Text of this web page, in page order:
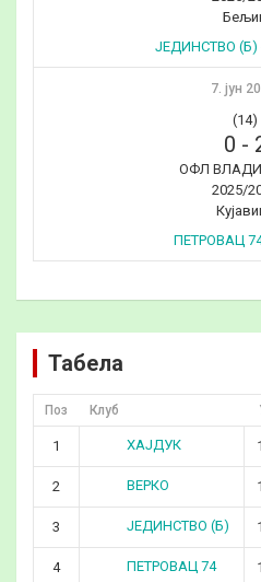
ЈЕДИНСТВО (Б)
7. јун
(14)
0 -
ОФЛ
2025/
ПЕТРОВАЦ
Табела
Поз Клуб
1 ХАЈДУК
2 ВЕРКО
3 ЈЕДИНСТВО (Б)
4 ПЕТРОВАЦ 74